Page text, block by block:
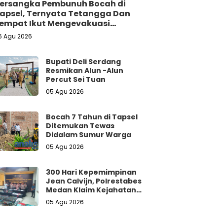
Pembunuh Bocah di
Ternyata Tetangga Dan
Ikut Mengevakuasi
Dari Dalam Sumur
Agu 2026
Bupati Deli Serdang
Resmikan Alun -Alun
Percut Sei Tuan
05 Agu 2026
Bocah 7 Tahun di Tapsel
Ditemukan Tewas
Didalam Sumur Warga
05 Agu 2026
300 Hari Kepemimpinan
Jean Calvijn, Polrestabes
Medan Klaim Kejahatan
Jalanan Turun 15 Persen
05 Agu 2026